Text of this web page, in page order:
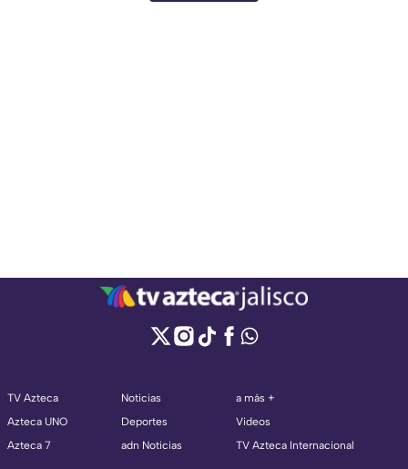
TV Azteca
Azteca UNO
Azteca 7
Noticias
Deportes
adn Noticias
a más +
Videos
TV Azteca Internacional